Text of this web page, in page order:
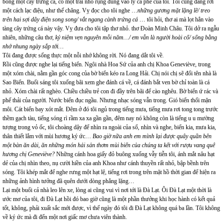
bóng một cây trứng cá, có một trái nhỏ rụng đúng vào ly cà phê của tôi. Tôi cũng đang rơi
một cách lạc điệu, như thế chăng. Vỵ đọc cho tôi nghe …những gương mặt lặng lẽ/ treo
trên hai sợi dây điện song song/ vắt ngang cành trứng cá … tôi hỏi, thơ ai mà lọt hẳn vào
tàng cây trứng cá này vậy. Vỵ đưa cho tôi tập thơ nhỏ. thơ Đoàn Minh Châu. Tôi dở ra ngẫu
nhiên, những câu thơ, kỷ niệm vẹn nguyên mỗi năm…/ em vẫn là người hoài cổ/ sống bằng
nhớ nhung ngày sắp tới…
Tôi đang được sống thực một nỗi nhớ không rời. Nó đang dắt tôi về.
Rồi cũng được nghe lại tiếng biển. Ngôi nhà Hoa Sứ của anh chị Khoa Geneviève, trong
một xóm chài, nằm gần góc cong của bờ biển kéo ra Long Hải. Chị nói chị sẽ đổi tên nhà là
Sao Biển. Buổi sáng tôi xuống bãi xem ghe đánh cá về, cá đánh bắt ven bờ chỉ toàn là cá
nhỏ. Xóm chài rất nghèo. Chiều chiều trẻ con đi đầy trên bãi để cào nghêu. Bờ biển ứ rác và
phế thải của người. Nước biển đục ngầu. Nhưng nhạc sóng vẫn trong. Gió biển thổi mặn
môi. Cát biển bay xót mắt. Đêm ở đó tôi ngủ trong tiếng mưa, tiếng mưa rơi tong tong trước
thềm gạch tàu, tiếng sóng rì rầm xa xa gần gần, đêm nay nó không còn là tiếng u u mường
tượng trong vỏ ốc, tôi choàng dậy để nhìn ra ngoài của sổ, nhìn và nghe, biển kia, mưa kia,
thân thiết lắm với mùi hương ký ức… Bao giờ nữa anh em mình lại được quây quần bên
một bàn ăn dài, ăn những món hải sản thơm mùi biển của chúng ta kết với rượu vang quê
hương chị Geneviève? Những cánh hoa giấy đỏ buông xuống vẫy tiễn tôi, ánh mắt nâu hạt
dẻ của chị nhìn theo, nụ cười hiền của anh Khoa như cánh thuyền rất nhỏ, bập bềnh trên
sóng. Tôi khép mắt để nghe rưng một hạt lệ, tiếng rơi trong trên mặt hồ thời gian để hiện ra
những ảnh hình tưởng đã quên dưới dòng phẳng lặng…
Lại một buổi cả nhà leo lên xe, lòng ai cũng vui vì nơi tới là Đà Lạt. Ôi Đà Lạt một thời là
ước mơ của tôi, đi Đà Lạt hồi đó bao giờ cũng là một phần thưởng khi học hành có kết quả
tốt, không, phải xuất sắc mới được, vì thế ngày đó tôi đi Đà Lạt không quá ba lần. Tôi không
về ký ức mà đi đến một nơi giấc mơ chưa viên thành.